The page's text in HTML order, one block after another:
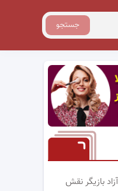
جستجو
بازیگر نقش